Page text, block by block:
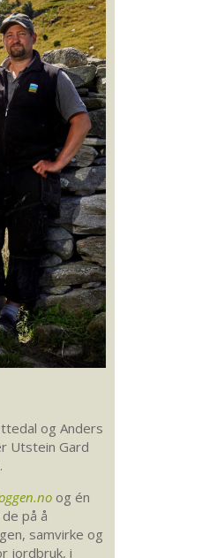
og Anders
Utstein Gard
og én
på å
samvirke og
jordbruk, i